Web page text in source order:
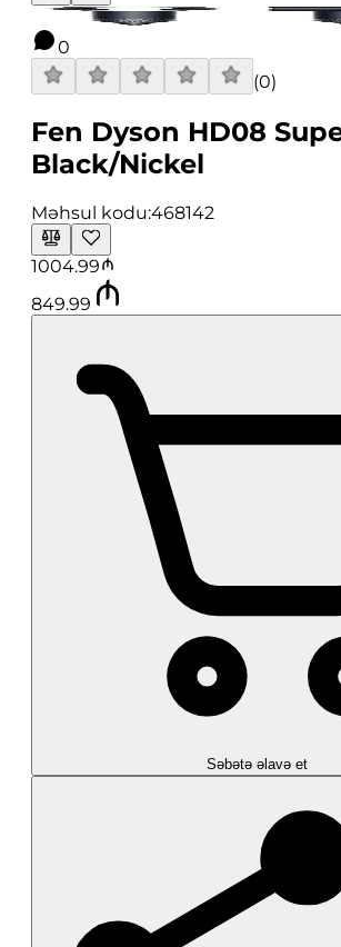
0
(0)
Fen Dyson HD08
Black/Nickel
Məhsul kodu:468142
1004.99
849.99
Səbətə əlavə et